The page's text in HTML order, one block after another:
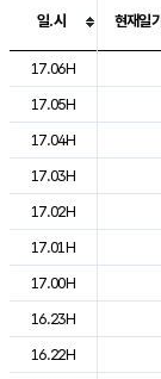
도시별 기상실황표
일.시 현재일기
17.06H
17.05H
17.04H
17.03H
17.02H
17.01H
17.00H
16.23H
16.22H